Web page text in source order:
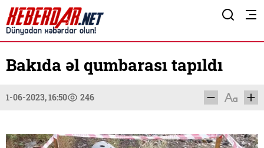
Bakıda əl qumbarası tapıldı
1-06-2023, 16:50 246